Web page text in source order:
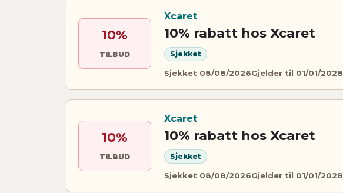
10%
TILBUD
Xcaret
10% rabatt hos Xcaret
Sjekket
Sjekket 08/08/2026Gjelder til 01/01/2028
10%
TILBUD
Xcaret
10% rabatt hos Xcaret
Sjekket
Sjekket 08/08/2026Gjelder til 01/01/2028